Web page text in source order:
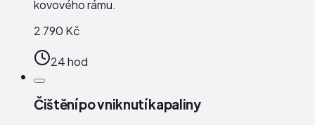
kovového rámu.
2 790 Kč
24 hod
Čištění po vniknutí kapaliny